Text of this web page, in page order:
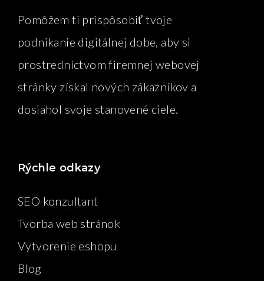
Pomôžem ti prispôsobiť tvoje
podnikanie digitálnej dobe, aby si
prostredníctvom firemnej webovej
stránky získal nových zákazníkov a
dosiahol svoje stanovené ciele.
Rýchle odkazy
SEO konzultant
Tvorba web stránok
Vytvorenie eshopu
Blog